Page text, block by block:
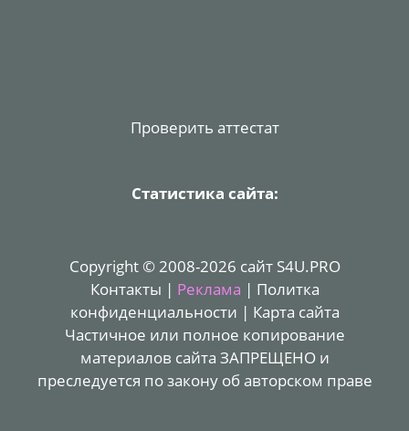
Проверить аттестат
Статистика сайта:
Copyright © 2008-2026 сайт S4U.PRO
Контакты | Реклама | Политка
конфиденциальности | Карта сайта
Частичное или полное копирование
материалов сайта ЗАПРЕЩЕНО и
преследуется по закону об авторском праве